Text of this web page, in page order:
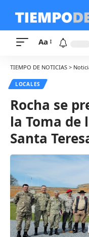
Aa
TIEMPO DE NOTICIAS >
LOCALES
Rocha se
la Toma de
Santa